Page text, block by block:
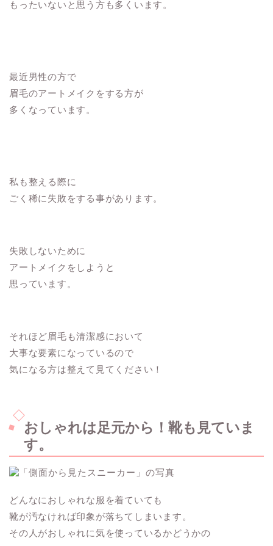
もったいないと思う方も多くいます。
最近男性の方で
眉毛のアートメイクをする方が
多くなっています。
私も整える際に
ごく稀に失敗をする事があります。
失敗しないために
アートメイクをしようと
思っています。
それほど眉毛も清潔感において
大事な要素になっているので
気になる方は整えて見てください！
おしゃれは足元から！靴も見ていま
す。
どんなにおしゃれな服を着ていても
靴が汚なければ印象が落ちてしまいます。
その人がおしゃれに気を使っているかどうかの